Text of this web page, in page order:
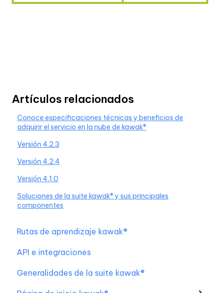
Artículos relacionados
Conoce especificaciones técnicas y beneficios de
adquirir el servicio en la nube de kawak®
Versión 4.2.3
Versión 4.2.4
Versión 4.1.0
Soluciones de la suite kawak® y sus principales
componentes
Rutas de aprendizaje kawak®
API e integraciones
Generalidades de la suite kawak®